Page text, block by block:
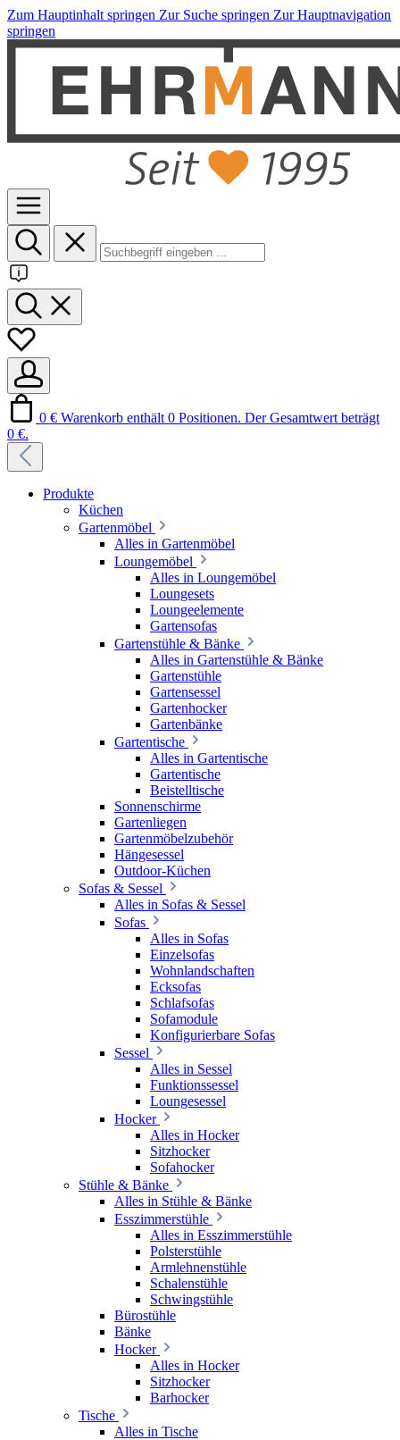
Zum Hauptinhalt springen Zur Suche springen Zur Hauptnavigation
springen
0 € Warenkorb enthält 0 Positionen. Der Gesamtwert beträgt
0 €.
Produkte
Küchen
Gartenmöbel
Alles in Gartenmöbel
Loungemöbel
Alles in Loungemöbel
Loungesets
Loungeelemente
Gartensofas
Gartenstühle & Bänke
Alles in Gartenstühle & Bänke
Gartenstühle
Gartensessel
Gartenhocker
Gartenbänke
Gartentische
Alles in Gartentische
Gartentische
Beistelltische
Sonnenschirme
Gartenliegen
Gartenmöbelzubehör
Hängesessel
Outdoor-Küchen
Sofas & Sessel
Alles in Sofas & Sessel
Sofas
Alles in Sofas
Einzelsofas
Wohnlandschaften
Ecksofas
Schlafsofas
Sofamodule
Konfigurierbare Sofas
Sessel
Alles in Sessel
Funktionssessel
Loungesessel
Hocker
Alles in Hocker
Sitzhocker
Sofahocker
Stühle & Bänke
Alles in Stühle & Bänke
Esszimmerstühle
Alles in Esszimmerstühle
Polsterstühle
Armlehnenstühle
Schalenstühle
Schwingstühle
Bürostühle
Bänke
Hocker
Alles in Hocker
Sitzhocker
Barhocker
Tische
Alles in Tische